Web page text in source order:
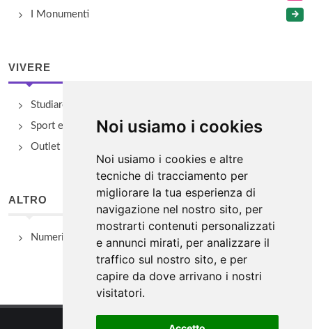
Noi usiamo i cookies
Noi usiamo i cookies e altre
tecniche di tracciamento per
migliorare la tua esperienza di
navigazione nel nostro sito, per
mostrarti contenuti personalizzati
e annunci mirati, per analizzare il
traffico sul nostro sito, e per
capire da dove arrivano i nostri
visitatori.
I Monumenti
VIVERE
Studiare
Sport e Benessere
Outlet e spacci aziendali
ALTRO
Numeri Utili